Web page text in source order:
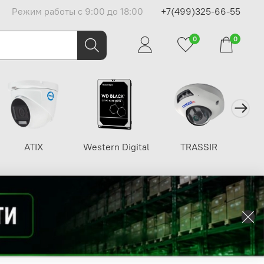
Режим работы с 9:00 до 18:00 +7(499)325-66-55
0 0
ATIX Western Digital TRASSIR